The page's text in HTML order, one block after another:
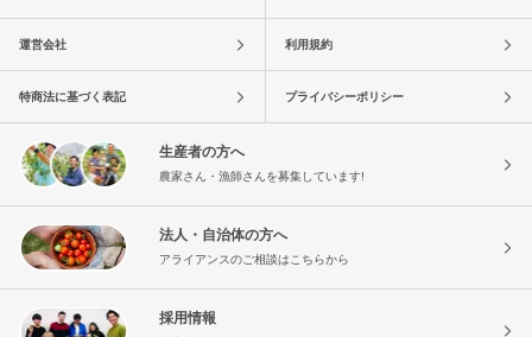
運営会社 利用規約
特商法に基づく表記 プライバシーポリシー
生産者の方へ
農家さん・漁師さんを募集しています!
法人・自治体の方へ
アライアンスのご相談はこちらから
採用情報